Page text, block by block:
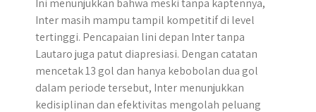
Ini menunjukkan bahwa meski tanpa kaptennya,
Inter masih mampu tampil kompetitif di level
tertinggi. Pencapaian lini depan Inter tanpa
Lautaro juga patut diapresiasi. Dengan catatan
mencetak 13 gol dan hanya kebobolan dua gol
dalam periode tersebut, Inter menunjukkan
kedisiplinan dan efektivitas mengolah peluang